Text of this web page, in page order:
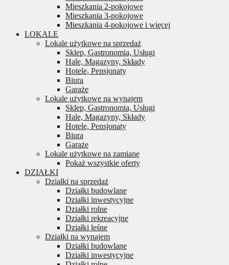
Mieszkania 2-pokojowe
Mieszkania 3-pokojowe
Mieszkania 4-pokojowe i więcej
LOKALE
Lokale użytkowe na sprzedaż
Sklep, Gastronomia, Usługi
Hale, Magazyny, Składy
Hotele, Pensjonaty
Biura
Garaże
Lokale użytkowe na wynajem
Sklep, Gastronomia, Usługi
Hale, Magazyny, Składy
Hotele, Pensjonaty
Biura
Garaże
Lokale użytkowe na zamianę
Pokaż wszystkie oferty
DZIAŁKI
Działki na sprzedaż
Działki budowlane
Działki inwestycyjne
Działki rolne
Działki rekreacyjne
Działki leśne
Działki na wynajem
Działki budowlane
Działki inwestycyjne